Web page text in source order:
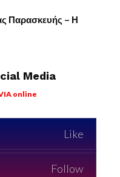
Παρασκευής – Η
Media
online
Like
Follow